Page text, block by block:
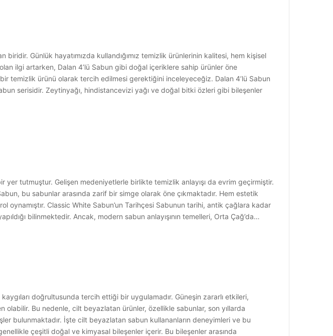
biridir. Günlük hayatımızda kullandığımız temizlik ürünlerinin kalitesi, hem kişisel
ilgi artarken, Dalan 4’lü Sabun gibi doğal içeriklere sahip ürünler öne
temizlik ürünü olarak tercih edilmesi gerektiğini inceleyeceğiz. Dalan 4’lü Sabun
serisidir. Zeytinyağı, hindistancevizi yağı ve doğal bitki özleri gibi bileşenler
tutmuştur. Gelişen medeniyetlerle birlikte temizlik anlayışı da evrim geçirmiştir.
bu sabunlar arasında zarif bir simge olarak öne çıkmaktadır. Hem estetik
Classic White Sabun’un Tarihçesi Sabunun tarihi, antik çağlara kadar
bilinmektedir. Ancak, modern sabun anlayışının temelleri, Orta Çağ’da…
doğrultusunda tercih ettiği bir uygulamadır. Güneşin zararlı etkileri,
Bu nedenle, cilt beyazlatan ürünler, özellikle sabunlar, son yıllarda
bulunmaktadır. İşte cilt beyazlatan sabun kullananların deneyimleri ve bu
çeşitli doğal ve kimyasal bileşenler içerir. Bu bileşenler arasında